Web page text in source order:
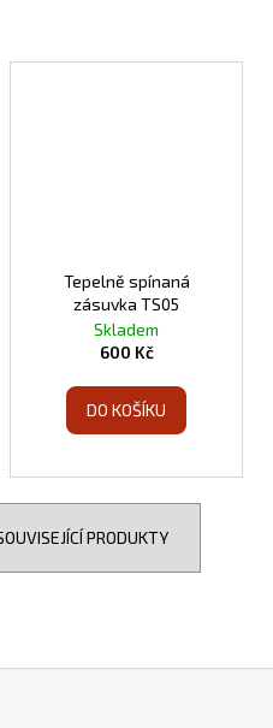
Tepelně spínaná
zásuvka TS05
Skladem
600 Kč
DO KOŠÍKU
PRODUKTY